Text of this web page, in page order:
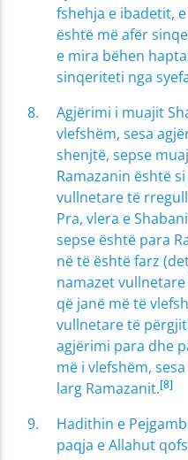
fshehja e ibadetit,
është më afër
e mira bëhen
sinqeriteti nga
Agjërimi i muajit
vlefshëm, sesa
shenjtë, sepse
Ramazanin është
vullnetare të
Pra, vlera e
sepse është para
në të është farz
namazet
që janë më të
vullnetare të
agjërimi para dhe
më i vlefshëm,
larg Ramazanit.[8]
Hadithin e
paqja e Allahut